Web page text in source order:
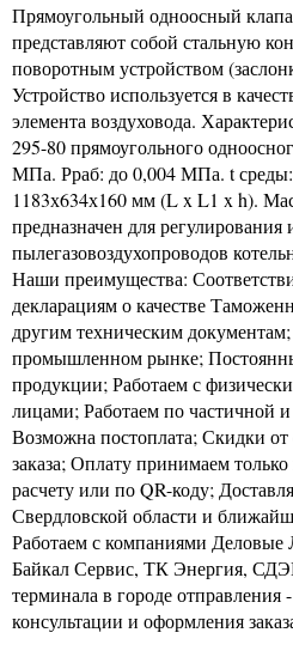
Прямоугольный одноосный
представляют собой стальную
поворотным устройством
Устройство используется в
элемента воздуховода.
295-80 прямоугольного
МПа. Рраб: до 0,004 МПа. t
1183х634х160 мм (L x L1 x h).
предназначен для
пылегазовоздухопроводов
Наши преимущества:
декларациям о качестве
другим техническим
промышленном рынке;
продукции; Работаем с
лицами; Работаем по частичной
Возможна постоплата; Скидки от
заказа; Оплату принимаем
расчету или по QR-коду;
Свердловской области и
Работаем с компаниями
Байкал Сервис, ТК Энергия,
терминала в городе отправления
консультации и оформления